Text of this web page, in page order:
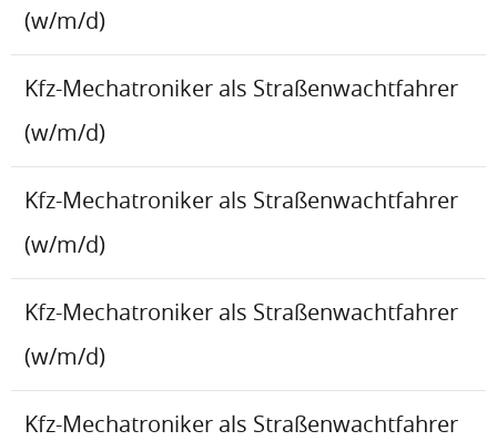
(w/m/d)
Kfz-Mechatroniker als Straßenwachtfahrer
(w/m/d)
Kfz-Mechatroniker als Straßenwachtfahrer
(w/m/d)
Kfz-Mechatroniker als Straßenwachtfahrer
(w/m/d)
Kfz-Mechatroniker als Straßenwachtfahrer